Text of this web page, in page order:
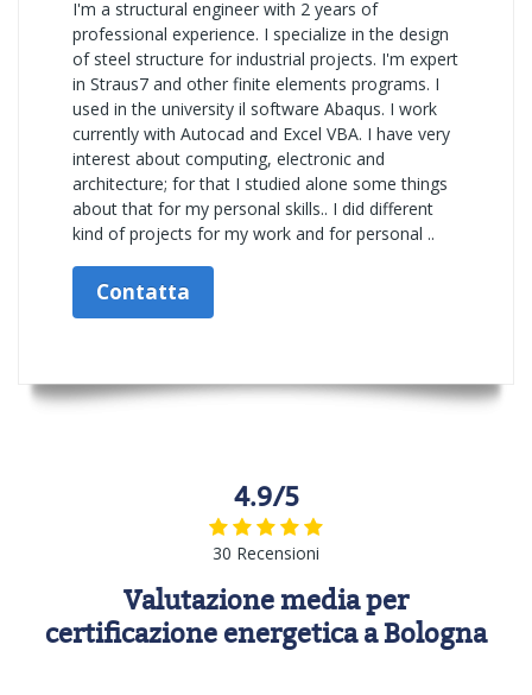
I'm a structural engineer with 2 years of
professional experience. I specialize in the design
of steel structure for industrial projects. I'm expert
in Straus7 and other finite elements programs. I
used in the university il software Abaqus. I work
currently with Autocad and Excel VBA. I have very
interest about computing, electronic and
architecture; for that I studied alone some things
about that for my personal skills.. I did different
kind of projects for my work and for personal ..
Contatta
4.9/5
30 Recensioni
Valutazione media per
certificazione energetica a Bologna